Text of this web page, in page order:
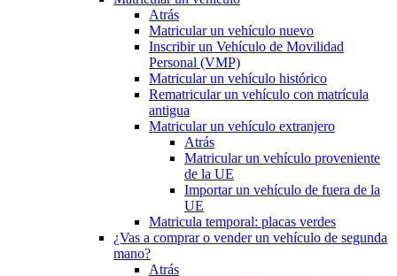
Atrás
Matricular un vehículo nuevo
Inscribir un Vehículo de Movilidad
Personal (VMP)
Matricular un vehículo histórico
Rematricular un vehículo con matrícula
antigua
Matricular un vehículo extranjero
Atrás
Matricular un vehículo proveniente
de la UE
Importar un vehículo de fuera de la
UE
Matricula temporal: placas verdes
¿Vas a comprar o vender un vehículo de segunda
mano?
Atrás